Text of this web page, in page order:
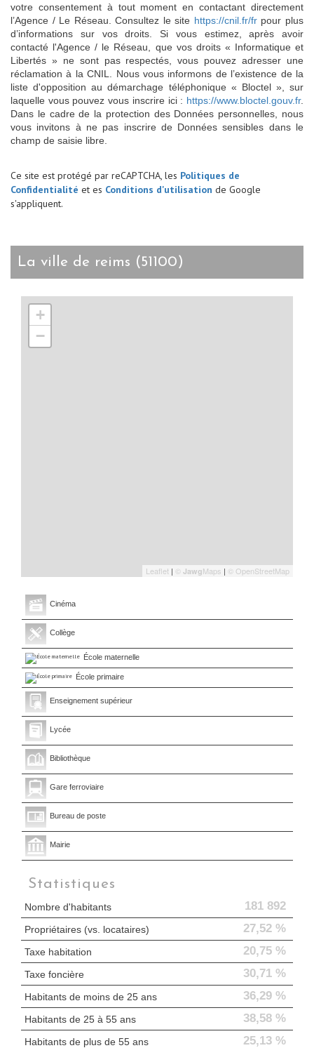
votre consentement à tout moment en contactant directement
l’Agence / Le Réseau. Consultez le site https://cnil.fr/frpour plus
d’informations sur vos droits. Si vous estimez, après avoir
contacté l'Agence / le Réseau, que vos droits « Informatique et
Libertés » ne sont pas respectés, vous pouvez adresser une
réclamation à la CNIL. Nous vous informons de l’existence de la
liste d'opposition au démarchage téléphonique « Bloctel », sur
laquelle vous pouvez vous inscrire ici : https://www.bloctel.gouv.fr.
Dans le cadre de la protection des Données personnelles, nous
vous invitons à ne pas inscrire de Données sensibles dans le
champ de saisie libre.
Ce site est protégé par reCAPTCHA, les Politiques de
Confidentialité et es Conditions d'utilisation de Google
s'appliquent.
la ville de reims (51100)
+
−
Leaflet | © JawgMaps | © OpenStreetMap
Cinéma
Collège
École maternelle
École primaire
Enseignement supérieur
Lycée
Bibliothèque
Gare ferroviaire
Bureau de poste
Mairie
Statistiques
Nombre d'habitants 181 892
Propriétaires (vs. locataires) 27,52 %
Taxe habitation 20,75 %
Taxe foncière 30,71 %
Habitants de moins de 25 ans 36,29 %
Habitants de 25 à 55 ans 38,58 %
Habitants de plus de 55 ans 25,13 %